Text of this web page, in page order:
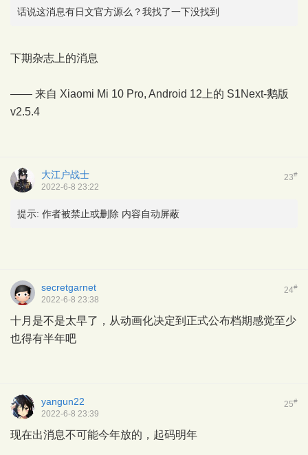
话说这消息有日文官方源么？我找了一下没找到
下期杂志上的消息
—— 来自 Xiaomi Mi 10 Pro, Android 12上的 S1Next-鹅版
v2.5.4
23#
大江户战士
2022-6-8 23:22
提示: 作者被禁止或删除 内容自动屏蔽
24#
secretgarnet
2022-6-8 23:38
十月是不是太早了，从动画化决定到正式公布档期感觉至少
也得有半年吧
25#
yangun22
2022-6-8 23:39
现在出消息不可能今年放的，起码明年